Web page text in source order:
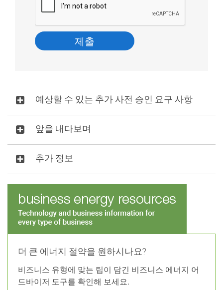
예상할 수 있는 추가 사전 승인 요구 사항
앞을 내다보며
추가 정보
더 큰 에너지 절약을 원하시나요?
비즈니스 유형에 맞는 팁이 담긴 비즈니스 에너지 어
드바이저 도구를 확인해 보세요.